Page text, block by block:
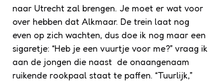
naar Utrecht zal brengen. Je moet er wat voor
over hebben dat Alkmaar. De trein laat nog
even op zich wachten, dus doe ik nog maar een
sigaretje: “Heb je een vuurtje voor me?” vraag ik
aan de jongen die naast de onaangenaam
ruikende rookpaal staat te paffen. “Tuurlijk,”